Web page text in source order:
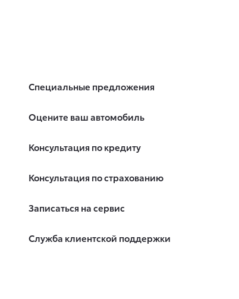
Специальные предложения
Оцените ваш автомобиль
Консультация по кредиту
Консультация по страхованию
Записаться на сервис
Служба клиентской поддержки